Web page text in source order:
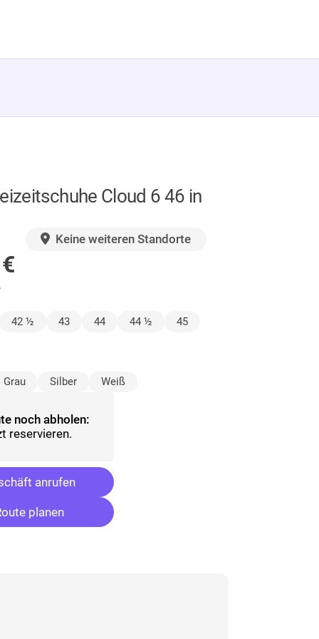
Cloud 6 46 in
Keine weiteren Standorte
€
42 ½ 43 44 44 ½ 45
Grau Silber Weiß
noch abholen:
reservieren.
anrufen
planen